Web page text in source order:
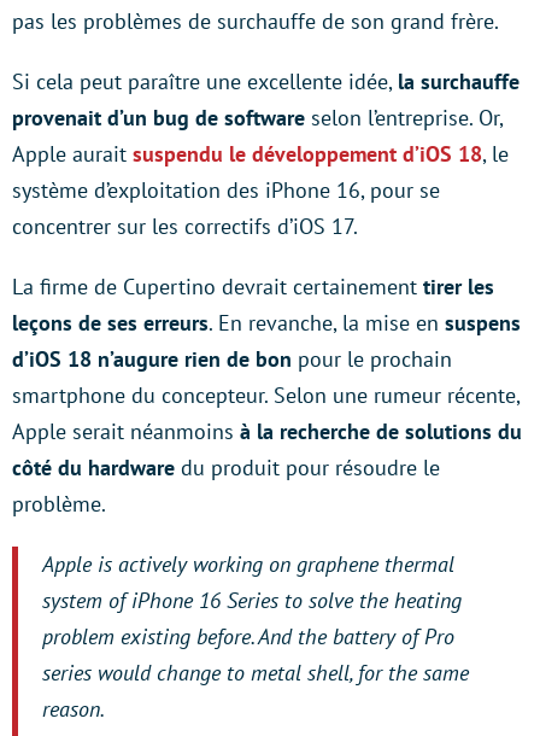
pas les problèmes de surchauffe de son grand frère.
Si cela peut paraître une excellente idée, la surchauffe
provenait d’un bug de software selon l’entreprise. Or,
Apple aurait suspendu le développement d’iOS 18, le
système d’exploitation des iPhone 16, pour se
concentrer sur les correctifs d’iOS 17.
La firme de Cupertino devrait certainement tirer les
leçons de ses erreurs. En revanche, la mise en suspens
d’iOS 18 n’augure rien de bon pour le prochain
smartphone du concepteur. Selon une rumeur récente,
Apple serait néanmoins à la recherche de solutions du
côté du hardware du produit pour résoudre le
problème.
Apple is actively working on graphene thermal
system of iPhone 16 Series to solve the heating
problem existing before. And the battery of Pro
series would change to metal shell, for the same
reason.